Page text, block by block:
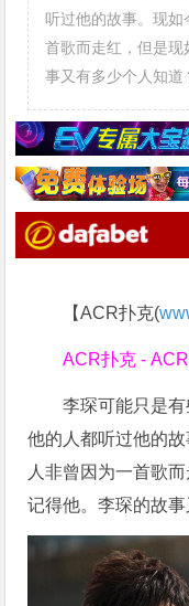
听过他的故事。现
首歌而走红，但是
事又有多少个人知道
【ACR扑克(
ACR扑克 -
李琛可能只是
他的人都听过他的
人非曾因为一首歌
记得他。李琛的故